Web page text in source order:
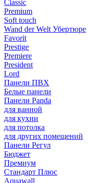
Classic
Premium
Soft touch
Wand der Welt Убертюре
Favorit
Prestige
Premiere
President
Lord
Панели ПВХ
Белые панели
Панели Panda
для ванной
для кухни
для потолка
для других помещений
Панели Регул
Бюджет
Премиум
Стандарт Плюс
Aquawall